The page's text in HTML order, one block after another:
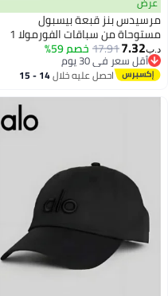
6
مرسيدس بنز قبعة بيسبول
مستوحاة من سباقات الفورمولا 1
للرجال والنساء، بتصميم كلاسيكي
مستوحى من رياضة السيارات، قابلة
للتعديل، خفيفة الوزن، مريحة
د.ب‏7.32
17.91خصم 59%
أقل سعر في 30 يوم
أقل سعر في 30 يوماحصل عليه خلال 14 - 15